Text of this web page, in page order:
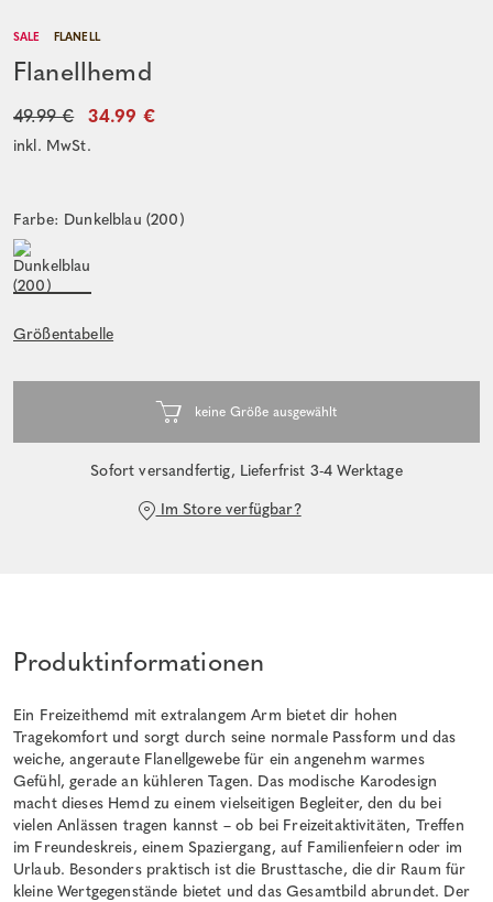
SALE FLANELL
Flanellhemd
49.99 € 34.99 €
inkl. MwSt.
Farbe: Dunkelblau (200)
Größentabelle
Sofort versandfertig, Lieferfrist 3-4 Werktage
Im Store verfügbar?
Produktinformationen
Ein Freizeithemd mit extralangem Arm bietet dir hohen
Tragekomfort und sorgt durch seine normale Passform und das
weiche, angeraute Flanellgewebe für ein angenehm warmes
Gefühl, gerade an kühleren Tagen. Das modische Karodesign
macht dieses Hemd zu einem vielseitigen Begleiter, den du bei
vielen Anlässen tragen kannst – ob bei Freizeitaktivitäten, Treffen
im Freundeskreis, einem Spaziergang, auf Familienfeiern oder im
Urlaub. Besonders praktisch ist die Brusttasche, die dir Raum für
kleine Wertgegenstände bietet und das Gesamtbild abrundet. Der